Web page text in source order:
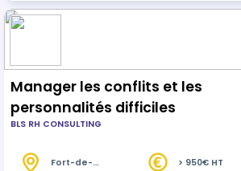
Manager les conflits et les
personnalités difficiles
BLS RH CONSULTING
Fort-de-
> 950€ HT